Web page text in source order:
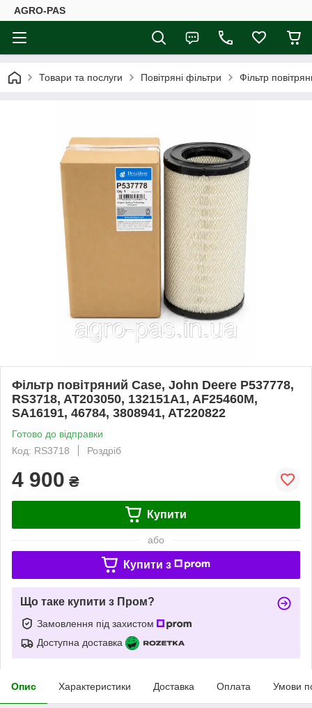
AGRO-PAS
Товари та послуги Повітряні фільтри Фільтр
Фільтр повітряний Case, John Deere P537778,
RS3718, AT203050, 132151A1, AF25460M,
SA16191, 46784, 3808941, AT220822
Готово до відправки
Код: RS3718
Роздріб
4 900 ₴
Купити
або
Купити з
Що таке купити з Пром?
Замовлення під захистом
Доступна доставка
Опис Характеристики Доставка Оплата Умови